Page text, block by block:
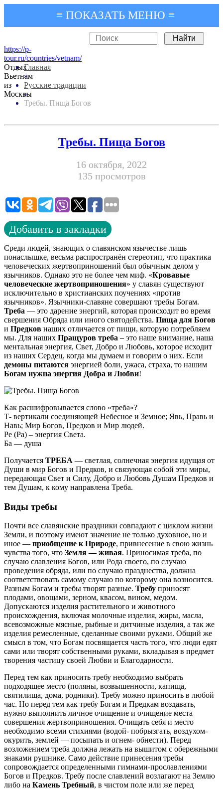
≡ ПОКАЗАТЬ МЕНЮ ≡
https://p-
tour.ru/countries/vetnam/
Отдых
Вьетнам
из
Москвы
Главная
»
Русские традиции
»
Требы. Пища Богов
Требы. Пища Богов
16 октября, 2022
135 просмотров
Добавить в закладки
Среди людей, знающих о славянском язычестве лишь
понаслышке, весьма распространён стереотип, что практика
человеческих жертвоприношений был обычным делом у
язычников. Однако это не более чем миф. «Кровавые
человеческие жертвоприношения» у славян существуют
исключительно в христианских поучениях «против
язычников». Язычники-славяне совершают требы Богам.
Треба — это дарение энергий, которая происходит во время
свершения Обряда или иного святодейства. Пища для Богов
и Предков наших отличается от пищи, которую потребляем
мы. Для наших Пращуров треба – это наше внимание, наша
ментальная энергия, Свет, Добро и Любовь, которое исходит
из наших Сердец, когда мы думаем и говорим о них. Если
демоны питаются энергией боли, ужаса, страха, то нашим
Богам нужна энергия Добра и Любви!
Как расшифровывается слово «треба»?
Т- вертикали соединяющей Небесное и Земное; Явь, Правь и
Навь; Мир Богов, Предков и Мир людей.
Ре (Ра) – энергия Света.
Ба — душа
Получается ТРЕБА — светлая, солнечная энергия идущая от
Души в мир Богов и Предков, и связующая собой эти миры,
передающая Свет и Силу, Добро и Любовь Душам Предков и
тем Душам, к кому направлена Треба.
Виды требы
Почти все славянские праздники совпадают с циклом жизни
Земли, и поэтому имеют значение не только духовное, но и
иное — приобщение к Природе, привнесение в свою жизнь
чувства того, что Земля — живая. Приносимая треба, по
случаю славления Богов, или Рода своего, по случаю
проведения обряда, или по случаю празднества, должна
соответствовать самому случаю по которому она возносится.
Разным Богам и требы творят разные. Требу приносят
плодами, овощами, зерном, квасом, вином, медом.
Допускаются изделия растительного и животного
происхождения, включая молочные изделия, жиры, масла,
всевозможные мясные, рыбные и дитчиные изделия, а так же
изделия ремесленные, сделанные своими руками. Общий же
смысл в том, что Богам посвящается часть того, что люди едят
сами или творят собственными руками, вкладывая в предмет
творения частицу своей Любви и Благодарности.
Перед тем как приносить требу необходимо выбрать
подходящее место (поляны, возвышенности, капища,
святилища, дома, родники). Требу можно приносить в любой
час. Но перед тем как требу Богам и Предкам воздавать,
нужно выполнить личное очищение и очищение места
совершения жертвоприношения. Очищать себя и место
необходимо всеми стихиями (водой- побрызгать, воздухом-
окурить, землей — посыпать и огнем- обнести). Перед
возложением треба должна лежать на вышитом с обережными
знаками рушнике. Само действие принесения требы
сопровождается определенными гимнами-прославлениями
Богов и Предков. Требу после славлений возлагают на Землю
либо на Камень Требный, в чистом поле или же перед